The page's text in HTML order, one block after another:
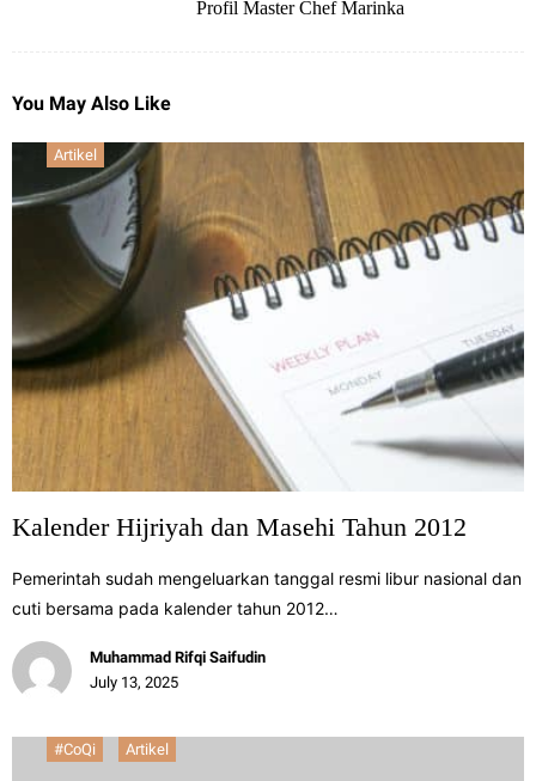
Profil Master Chef Marinka
You May Also Like
Artikel
Kalender Hijriyah dan Masehi Tahun 2012
Pemerintah sudah mengeluarkan tanggal resmi libur nasional dan
cuti bersama pada kalender tahun 2012…
Muhammad Rifqi Saifudin
July 13, 2025
#CoQi Artikel